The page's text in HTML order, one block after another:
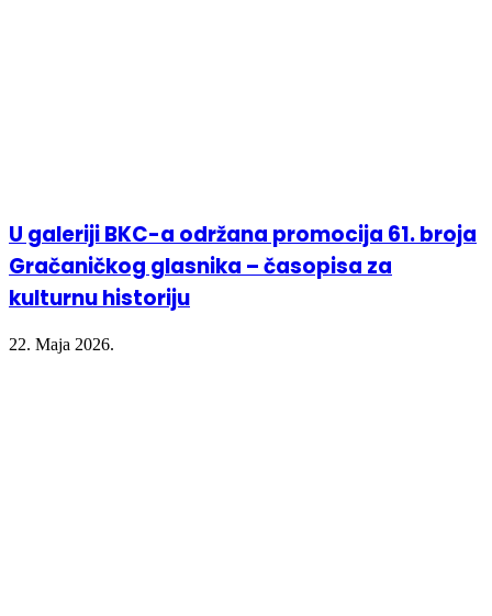
U galeriji BKC-a održana promocija 61. broja
Gračaničkog glasnika – časopisa za
kulturnu historiju
22. Maja 2026.